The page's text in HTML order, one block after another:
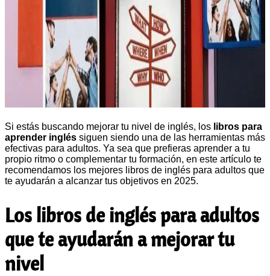
Si estás buscando mejorar tu nivel de inglés, los libros para
aprender inglés siguen siendo una de las herramientas más
efectivas para adultos. Ya sea que prefieras aprender a tu
propio ritmo o complementar tu formación, en este artículo te
recomendamos los mejores libros de inglés para adultos que
te ayudarán a alcanzar tus objetivos en 2025.
Los libros de inglés para adultos
que te ayudarán a mejorar tu
nivel